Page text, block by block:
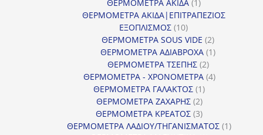
προϊόντα
ΘΕΡΜΟΜΕΤΡΑ ΑΚΙΔΑ 11
προϊόν
ΘΕΡΜΟΜΕΤΡΑ ΑΚΙΔΑ|ΕΠΙΤΡΑΠΕΖΙΟΣ
ΕΞΟΠΛΙΣΜΟΣ 1010
προϊόντα
ΘΕΡΜΟΜΕΤΡΑ SOUS VIDE 22
προϊόντα
ΘΕΡΜΟΜΕΤΡΑ ΑΔΙΑΒΡΟΧΑ 11
ΘΕΡΜΟΜΕΤΡΑ ΤΣΕΠΗΣ 22
προϊόντα
ΘΕΡΜΟΜΕΤΡΑ - ΧΡΟΝΟΜΕΤΡΑ 44
ΘΕΡΜΟΜΕΤΡΑ ΓΑΛΑΚΤΟΣ 11
προϊόν
ΘΕΡΜΟΜΕΤΡΑ ΖΑΧΑΡΗΣ 22
προϊόντα
ΘΕΡΜΟΜΕΤΡΑ ΚΡΕΑΤΟΣ 33
προϊόντα
ΘΕΡΜΟΜΕΤΡΑ ΛΑΔΙΟΥ/ΤΗΓΑΝΙΣΜΑΤΟΣ 11